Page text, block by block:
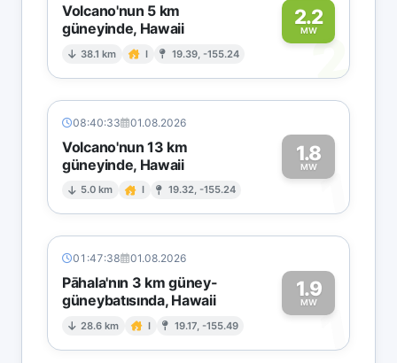
Volcano'nun 5 km
güneyinde, Hawaii
38.1 km I 19.39, -155.24
2.2
MW2
08:40:33 01.08.2026
Volcano'nun 13 km
güneyinde, Hawaii
5.0 km I 19.32, -155.24
1.8
MW1
01:47:38 01.08.2026
Pāhala'nın 3 km güney-
güneybatısında, Hawaii
28.6 km I 19.17, -155.49
1.9
MW1